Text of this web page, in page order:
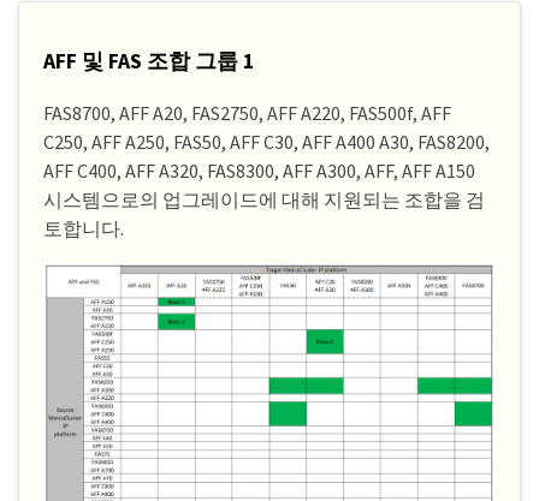
AFF 및 FAS 조합 그룹 1
FAS8700, AFF A20, FAS2750, AFF A220, FAS500f, AFF
C250, AFF A250, FAS50, AFF C30, AFF A400 A30, FAS8200,
AFF C400, AFF A320, FAS8300, AFF A300, AFF, AFF A150
시스템으로의 업그레이드에 대해 지원되는 조합을 검
토합니다.